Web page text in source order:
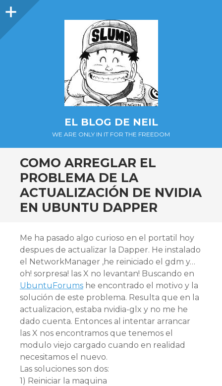
Barra
EL BLOG DE NEIL
WE ARE ONLY IN IT FOR THE FREEDOM
COMO ARREGLAR EL
PROBLEMA DE LA
ACTUALIZACIÓN DE NVIDIA
EN UBUNTU DAPPER
Me ha pasado algo curioso en el portatil hoy
despues de actualizar la Dapper. He instalado
el NetworkManager ,he reiniciado el gdm y…
oh! sorpresa! las X no levantan! Buscando en
UbuntuForums he encontrado el motivo y la
solución de este problema. Resulta que en la
actualizacion, estaba nvidia-glx y no me he
dado cuenta. Entonces al intentar arrancar
las X nos encontramos que tenemos el
modulo viejo cargado cuando en realidad
necesitamos el nuevo.
Las soluciones son dos:
1) Reiniciar la maquina